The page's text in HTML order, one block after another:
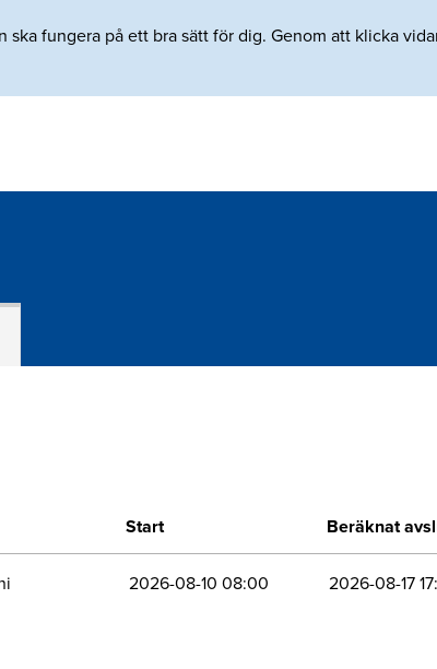
fungera på ett bra sätt för dig. Genom att klicka
Start Beräknat
2026-08-10 08:00 2026-08-17